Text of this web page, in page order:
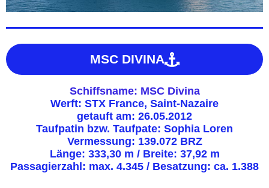
MSC DIVINA
Schiffsname: MSC Divina
Werft: STX France, Saint-Nazaire
getauft am: 26.05.2012
Taufpatin bzw. Taufpate: Sophia Loren
Vermessung: 139.072 BRZ
Länge: 333,30 m / Breite: 37,92 m
Passagierzahl: max. 4.345 / Besatzung: ca. 1.388